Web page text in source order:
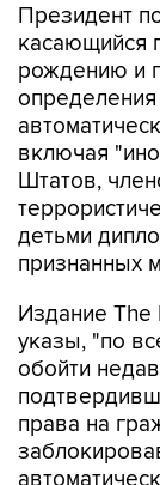
Президент
касающийся
рождению и
включая
Штатов,
детьми
признанных
Издание The
указы, "по
обойти
права на